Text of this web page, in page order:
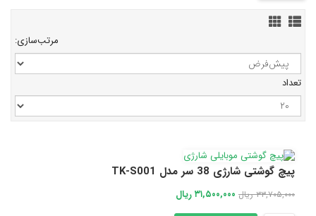
مرتب‌سازی:
تعداد
پیچ گوشتی شارژی 38 سر مدل TK-S001
۳۳,۷۰۵,۰۰۰ ریال ۳۱,۵۰۰,۰۰۰ ریال